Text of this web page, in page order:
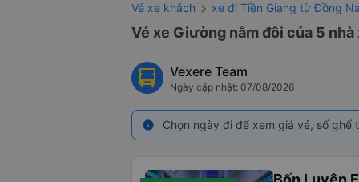
Vé xe khách xe đi Tiền Giang từ Đồng
Vé xe Giường nằm đôi của 5
Vexere Team
Ngày cập nhật: 07/08/2026
info Chọn ngày đi để xem giá vé, số